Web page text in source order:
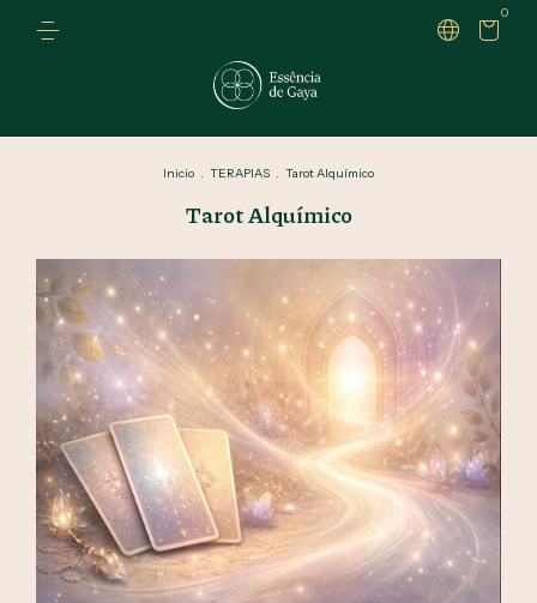
0
Inicio . TERAPIAS . Tarot Alquímico
Tarot Alquímico